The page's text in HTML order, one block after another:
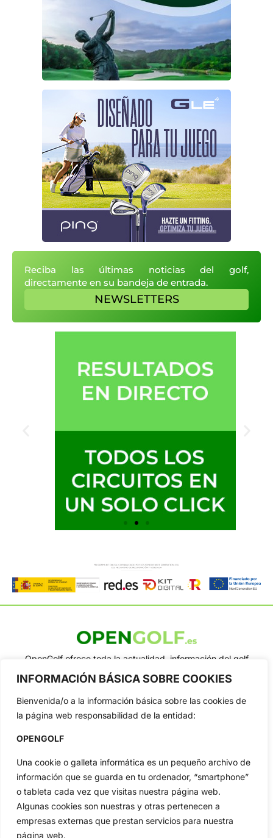
INFORMACIÓN BÁSICA SOBRE COOKIES
Bienvenida/o a la información básica sobre las cookies de
la página web responsabilidad de la entidad:
OPENGOLF
Una cookie o galleta informática es un pequeño archivo de
información que se guarda en tu ordenador, “smartphone”
o tableta cada vez que visitas nuestra página web.
Algunas cookies son nuestras y otras pertenecen a
empresas externas que prestan servicios para nuestra
página web.
Reciba las últimas noticias del golf,
directamente en su bandeja de entrada.
NEWSLETTERS
OpenGolf ofrece toda la actualidad, información del golf
profesional y amateur, resultados en directo, vídeos, noticias,
Jon Rahm, LIV Golf, PGA Tour, Ryder Cup, DP World Tour, LPGA
Categorias
Actualidad
Amateurs
Circuitos
Especiales
Reglas
Vídeos
De Interés
Compañía
Aviso Legal